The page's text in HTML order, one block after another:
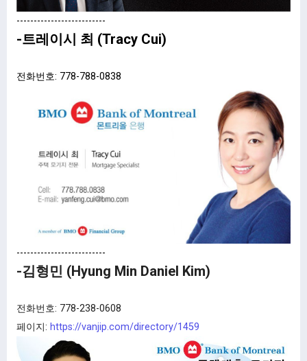
--------------------------
-트레이시 최 (Tracy Cui)
전화번호: 778-788-0838
--------------------------
-김형민 (Hyung Min Daniel Kim)
전화번호: 778-238-0608
페이지: https://vanjip.com/directory/1459